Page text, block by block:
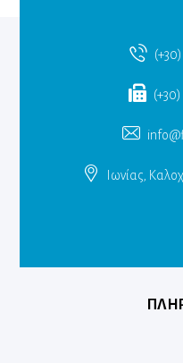
(+30)
(+30)
Ιωνίας,